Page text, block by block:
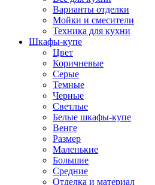
Варианты отделки
Мойки и смесители
Техника для кухни
Шкафы-купе
Цвет
Коричневые
Серые
Темные
Черные
Светлые
Белые шкафы-купе
Венге
Размер
Маленькие
Большие
Средние
Отделка и материал